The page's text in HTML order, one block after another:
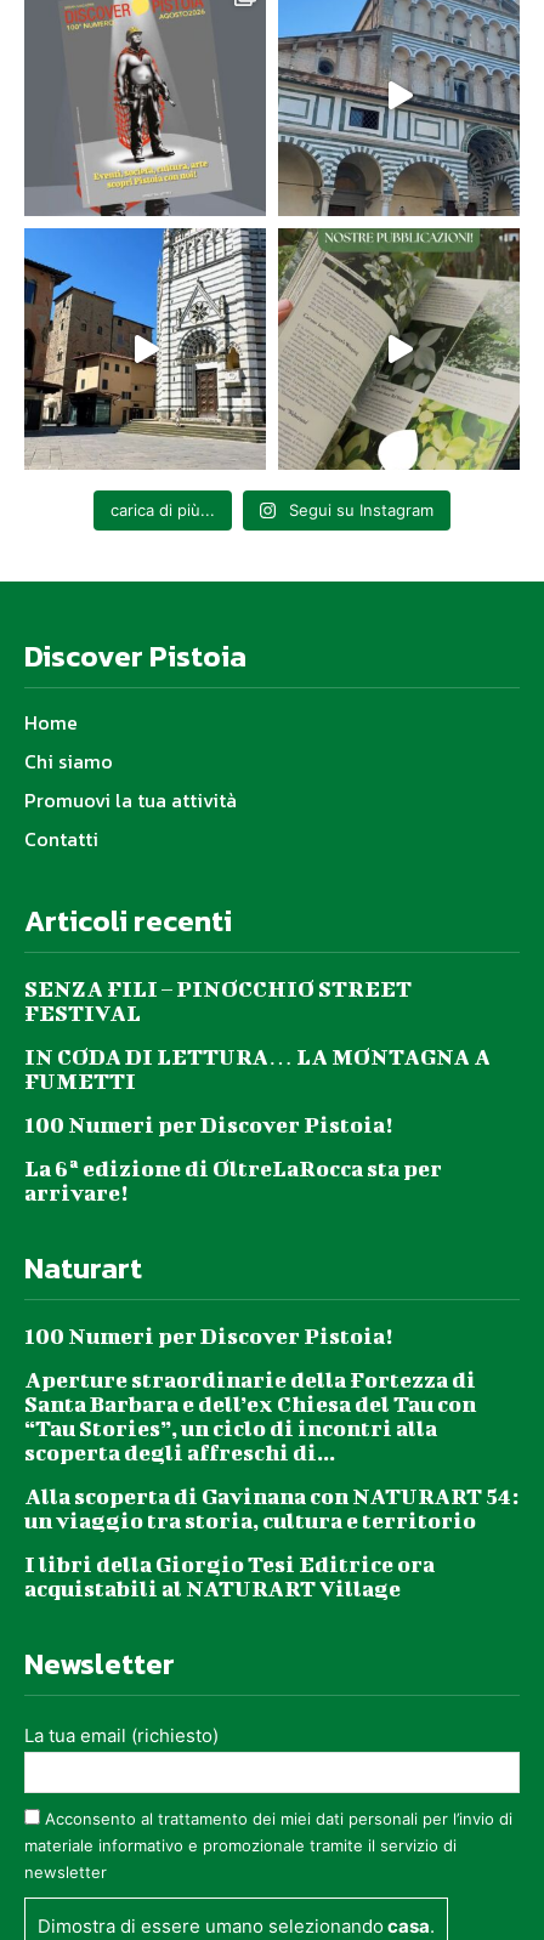
carica di più... Segui su Instagram
Discover Pistoia
Home
Chi siamo
Promuovi la tua attività
Contatti
Articoli recenti
SENZA FILI – PINOCCHIO STREET
FESTIVAL
IN CODA DI LETTURA… LA MONTAGNA A
FUMETTI
100 Numeri per Discover Pistoia!
La 6ª edizione di OltreLaRocca sta per
arrivare!
Naturart
100 Numeri per Discover Pistoia!
Aperture straordinarie della Fortezza di
Santa Barbara e dell’ex Chiesa del Tau con
“Tau Stories”, un ciclo di incontri alla
scoperta degli affreschi di...
Alla scoperta di Gavinana con NATURART 54:
un viaggio tra storia, cultura e territorio
I libri della Giorgio Tesi Editrice ora
acquistabili al NATURART Village
Newsletter
La tua email (richiesto)
Acconsento al trattamento dei miei dati personali per l’invio di
materiale informativo e promozionale tramite il servizio di
newsletter
Dimostra di essere umano selezionandocasa.